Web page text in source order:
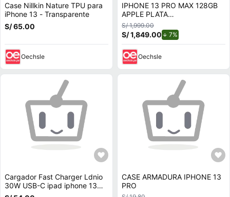
Case Nillkin Nature TPU para
iPhone 13 - Transparente
S/ 65.00
Oechsle
IPHONE 13 PRO MAX 128GB
APPLE PLATA
REACONDICIONADO
S/ 1,999.00
S/ 1,849.00 7%
Oechsle
Cargador Fast Charger Ldnio
30W USB-C ipad iphone 13
promax
CASE ARMADURA IPHONE 13
PRO